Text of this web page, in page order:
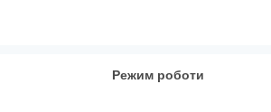
Режим роботи